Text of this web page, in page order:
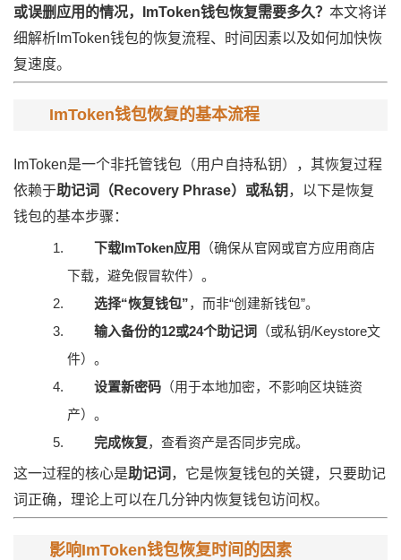
或误删应用的情况，ImToken钱包恢复需要多久？ 本文将详
细解析ImToken钱包的恢复流程、时间因素以及如何加快恢
复速度。
ImToken钱包恢复的基本流程
ImToken是一个非托管钱包（用户自持私钥），其恢复过程
依赖于助记词（Recovery Phrase）或私钥 ，以下是恢复
钱包的基本步骤：
下载ImToken应用
（确保从官网或官方应用商店
下载，避免假冒软件）。
选择“恢复钱包”，而非“创建新钱包”。
输入备份的12或24个助记词
（或私钥/Keystore文
件）。
设置新密码 （用于本地加密，不影响区块链资
产）。
完成恢复，查看资产是否同步完成。
这一过程的核心是助记词 ，它是恢复钱包的关键，只要助记
词正确，理论上可以在几分钟内恢复钱包访问权。
影响ImToken钱包恢复时间的因素